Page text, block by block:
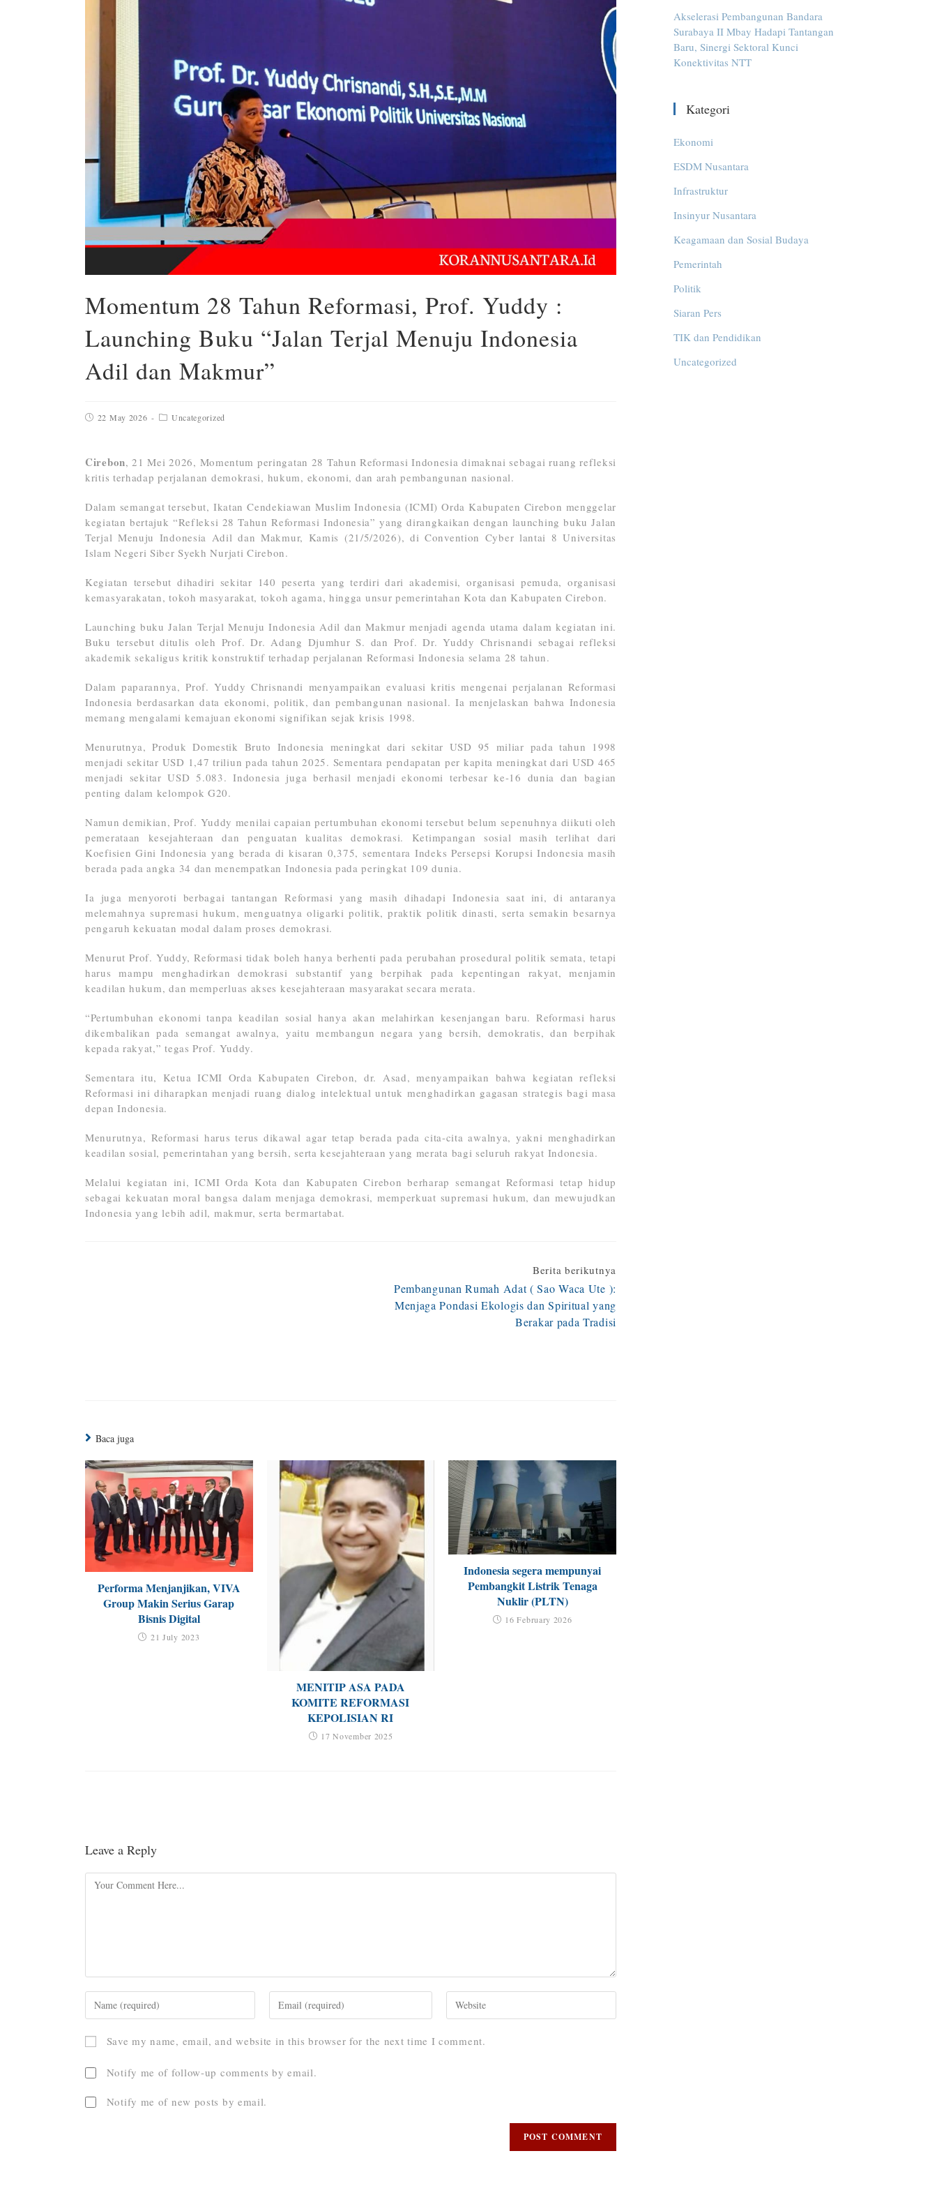
Momentum 28 Tahun Reformasi, Prof. Yuddy :
Launching Buku “Jalan Terjal Menuju Indonesia
Adil dan Makmur”
22 May 2026 Uncategorized
Cirebon, 21 Mei 2026, Momentum peringatan 28 Tahun Reformasi Indonesia dimaknai sebagai ruang refleksi
kritis terhadap perjalanan demokrasi, hukum, ekonomi, dan arah pembangunan nasional.
Dalam semangat tersebut, Ikatan Cendekiawan Muslim Indonesia (ICMI) Orda Kabupaten Cirebon menggelar
kegiatan bertajuk “Refleksi 28 Tahun Reformasi Indonesia” yang dirangkaikan dengan launching buku Jalan
Terjal Menuju Indonesia Adil dan Makmur, Kamis (21/5/2026), di Convention Cyber lantai 8 Universitas
Islam Negeri Siber Syekh Nurjati Cirebon.
Kegiatan tersebut dihadiri sekitar 140 peserta yang terdiri dari akademisi, organisasi pemuda, organisasi
kemasyarakatan, tokoh masyarakat, tokoh agama, hingga unsur pemerintahan Kota dan Kabupaten Cirebon.
Launching buku Jalan Terjal Menuju Indonesia Adil dan Makmur menjadi agenda utama dalam kegiatan ini.
Buku tersebut ditulis oleh Prof. Dr. Adang Djumhur S. dan Prof. Dr. Yuddy Chrisnandi sebagai refleksi
akademik sekaligus kritik konstruktif terhadap perjalanan Reformasi Indonesia selama 28 tahun.
Dalam paparannya, Prof. Yuddy Chrisnandi menyampaikan evaluasi kritis mengenai perjalanan Reformasi
Indonesia berdasarkan data ekonomi, politik, dan pembangunan nasional. Ia menjelaskan bahwa Indonesia
memang mengalami kemajuan ekonomi signifikan sejak krisis 1998.
Menurutnya, Produk Domestik Bruto Indonesia meningkat dari sekitar USD 95 miliar pada tahun 1998
menjadi sekitar USD 1,47 triliun pada tahun 2025. Sementara pendapatan per kapita meningkat dari USD 465
menjadi sekitar USD 5.083. Indonesia juga berhasil menjadi ekonomi terbesar ke-16 dunia dan bagian
penting dalam kelompok G20.
Namun demikian, Prof. Yuddy menilai capaian pertumbuhan ekonomi tersebut belum sepenuhnya diikuti oleh
pemerataan kesejahteraan dan penguatan kualitas demokrasi. Ketimpangan sosial masih terlihat dari
Koefisien Gini Indonesia yang berada di kisaran 0,375, sementara Indeks Persepsi Korupsi Indonesia masih
berada pada angka 34 dan menempatkan Indonesia pada peringkat 109 dunia.
Ia juga menyoroti berbagai tantangan Reformasi yang masih dihadapi Indonesia saat ini, di antaranya
melemahnya supremasi hukum, menguatnya oligarki politik, praktik politik dinasti, serta semakin besarnya
pengaruh kekuatan modal dalam proses demokrasi.
Menurut Prof. Yuddy, Reformasi tidak boleh hanya berhenti pada perubahan prosedural politik semata, tetapi
harus mampu menghadirkan demokrasi substantif yang berpihak pada kepentingan rakyat, menjamin
keadilan hukum, dan memperluas akses kesejahteraan masyarakat secara merata.
“Pertumbuhan ekonomi tanpa keadilan sosial hanya akan melahirkan kesenjangan baru. Reformasi harus
dikembalikan pada semangat awalnya, yaitu membangun negara yang bersih, demokratis, dan berpihak
kepada rakyat,” tegas Prof. Yuddy.
Sementara itu, Ketua ICMI Orda Kabupaten Cirebon, dr. Asad, menyampaikan bahwa kegiatan refleksi
Reformasi ini diharapkan menjadi ruang dialog intelektual untuk menghadirkan gagasan strategis bagi masa
depan Indonesia.
Menurutnya, Reformasi harus terus dikawal agar tetap berada pada cita-cita awalnya, yakni menghadirkan
keadilan sosial, pemerintahan yang bersih, serta kesejahteraan yang merata bagi seluruh rakyat Indonesia.
Melalui kegiatan ini, ICMI Orda Kota dan Kabupaten Cirebon berharap semangat Reformasi tetap hidup
sebagai kekuatan moral bangsa dalam menjaga demokrasi, memperkuat supremasi hukum, dan mewujudkan
Indonesia yang lebih adil, makmur, serta bermartabat.
Berita berikutnya
Pembangunan Rumah Adat ( Sao Waca Ute ):
Menjaga Pondasi Ekologis dan Spiritual yang
Berakar pada Tradisi
Baca juga
Performa Menjanjikan, VIVA
Group Makin Serius Garap
Bisnis Digital
21 July 2023
MENITIP ASA PADA
KOMITE REFORMASI
KEPOLISIAN RI
17 November 2025
Indonesia segera mempunyai
Pembangkit Listrik Tenaga
Nuklir (PLTN)
16 February 2026
Leave a Reply
Save my name, email, and website in this browser for the next time I comment.
Notify me of follow-up comments by email.
Notify me of new posts by email.
Akselerasi Pembangunan Bandara
Surabaya II Mbay Hadapi Tantangan
Baru, Sinergi Sektoral Kunci
Konektivitas NTT
Kategori
Ekonomi
ESDM Nusantara
Infrastruktur
Insinyur Nusantara
Keagamaan dan Sosial Budaya
Pemerintah
Politik
Siaran Pers
TIK dan Pendidikan
Uncategorized